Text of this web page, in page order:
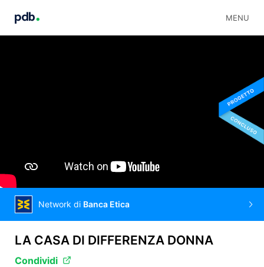
MENU
Network di Banca Etica
LA CASA DI DIFFERENZA DONNA
Condividi